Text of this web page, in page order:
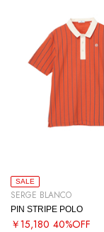
SALE
SERGE BLANCO
PIN STRIPE POLO
￥15,180 40%OFF